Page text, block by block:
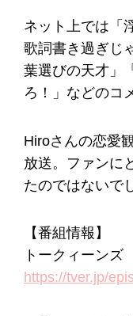
ネット上では「
歌詞書き過ぎじ
葉選びの天才」
ろ！」などのコ
Hiroさんの恋愛
放送。ファンに
たのではないで
【番組情報】
トークィーンズ
https://tver.jp/